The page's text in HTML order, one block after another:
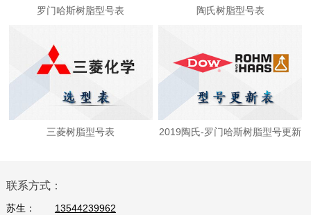
罗门哈斯树脂型号表 陶氏树脂型号表
三菱树脂型号表
2019陶氏-罗门哈斯树脂型号更新
联系方式：
苏生： 13544239962